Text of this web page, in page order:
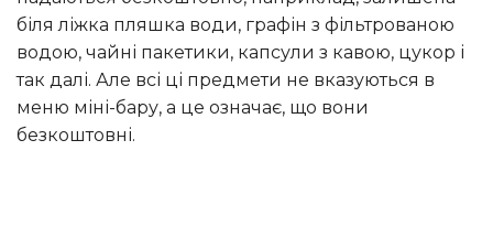
біля ліжка пляшка води, графін з фільтрованою
водою, чайні пакетики, капсули з кавою, цукор і
так далі. Але всі ці предмети не вказуються в
меню міні-бару, а це означає, що вони
безкоштовні.